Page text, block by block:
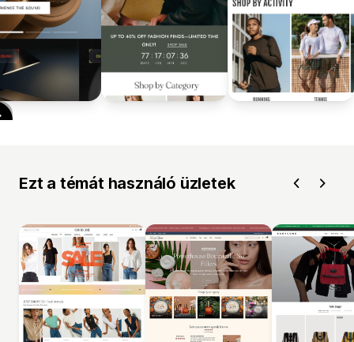
Ezt a témát használó üzletek